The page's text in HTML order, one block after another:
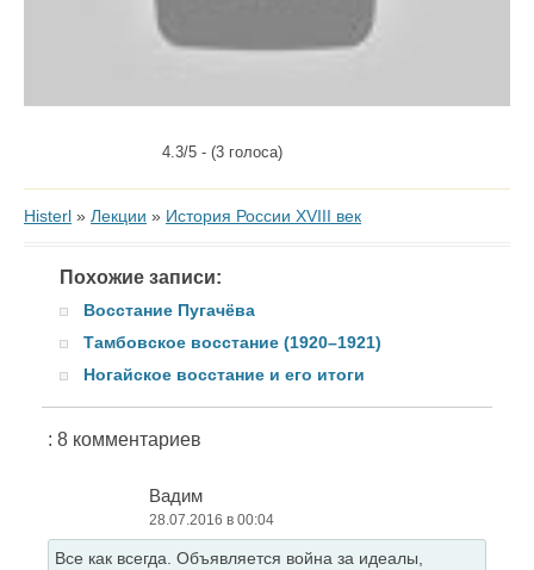
4.3/5 - (3 голоса)
Histerl » Лекции » История России XVIII век
Похожие записи:
Восстание Пугачёва
Тамбовское восстание (1920–1921)
Ногайское восстание и его итоги
: 8 комментариев
Вадим
28.07.2016 в 00:04
Все как всегда. Объявляется война за идеалы,